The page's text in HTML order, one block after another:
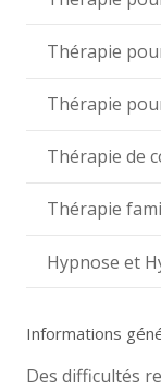
Thérapie
Thérapie
Thérapie de
Thérapie
Hypnose et
Informations
Des difficultés